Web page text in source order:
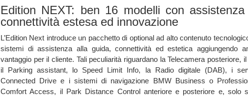
Edition NEXT: ben 16 modelli con
connettività estesa ed innovazione
L’Edition Next introduce un pacchetto di optional ad alto contenuto
sistemi di assistenza alla guida, connettività ed estetica aggiungendo
vantaggio per il cliente. Tali peculiarità riguardano la Telecamera posteriore,
il Parking assistant, lo Speed Limit Info, la Radio digitale (DAB), i
Connected Drive e i sistemi di navigazione BMW Business o
Comfort Access, il Park Distance Control anteriore e posteriore e, solo